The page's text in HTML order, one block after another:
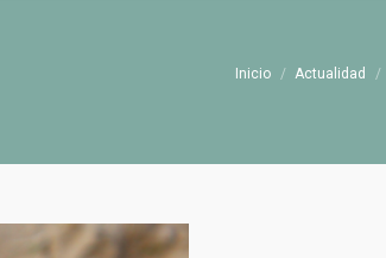
Estás aquí:
Inicio Actualidad